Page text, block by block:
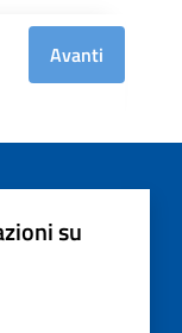
Avanti
su